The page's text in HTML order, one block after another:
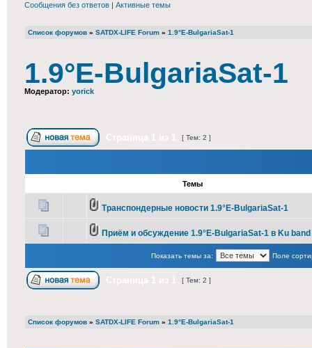
Сообщения без ответов | Активные темы
Список форумов » SATDX-LIFE Forum » 1.9°E-BulgariaSat-1
1.9°E-BulgariaSat-1
Модератор: yorick
[ Тем: 2 ]
Темы
Транспондерные новости 1.9°E-BulgariaSat-1
Приём и обсуждение 1.9°E-BulgariaSat-1 в Ku band
Показать темы за: Поле
[ Тем: 2 ]
Список форумов » SATDX-LIFE Forum » 1.9°E-BulgariaSat-1